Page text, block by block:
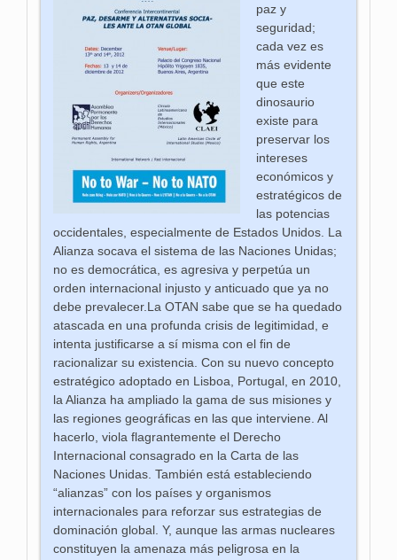
paz y
seguridad;
cada vez es
más evidente
que este
dinosaurio
existe para
preservar los
intereses
económicos y
estratégicos de
las potencias
occidentales, especialmente de Estados Unidos. La
Alianza socava el sistema de las Naciones Unidas;
no es democrática, es agresiva y perpetúa un
orden internacional injusto y anticuado que ya no
debe prevalecer.La OTAN sabe que se ha quedado
atascada en una profunda crisis de legitimidad, e
intenta justificarse a sí misma con el fin de
racionalizar su existencia. Con su nuevo concepto
estratégico adoptado en Lisboa, Portugal, en 2010,
la Alianza ha ampliado la gama de sus misiones y
las regiones geográficas en las que interviene. Al
hacerlo, viola flagrantemente el Derecho
Internacional consagrado en la Carta de las
Naciones Unidas. También está estableciendo
“alianzas” con los países y organismos
internacionales para reforzar sus estrategias de
dominación global. Y, aunque las armas nucleares
constituyen la amenaza más peligrosa en la